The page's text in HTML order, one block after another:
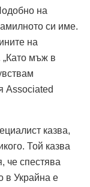
на
си име.
на
„Като мъж в
Associated
казва,
Той казва
че спестява
в Украйна е